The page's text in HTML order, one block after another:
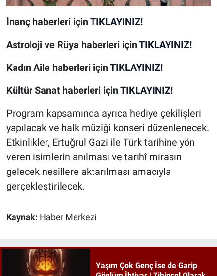
İnanç haberleri içinTIKLAYINIZ!
Astroloji ve Rüya haberleri içinTIKLAYINIZ!
Kadın Aile haberleri içinTIKLAYINIZ!
Kültür Sanat haberleri içinTIKLAYINIZ!
Program kapsamında ayrıca hediye çekilişleri
yapılacak ve halk müziği konseri düzenlenecek.
Etkinlikler, Ertuğrul Gazi ile Türk tarihine yön
veren isimlerin anılması ve tarihî mirasın
gelecek nesillere aktarılması amacıyla
gerçekleştirilecek.
Kaynak: Haber Merkezi
Yaşım Çok Genç İse de Garip